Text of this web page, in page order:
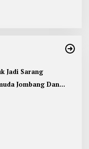
Jadi Sarang
Jombang Dan